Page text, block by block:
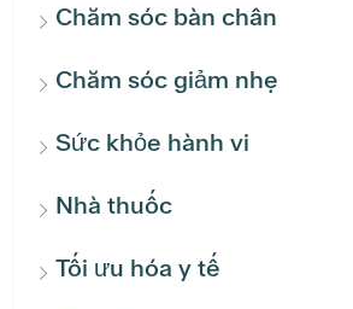
Chăm sóc bàn chân
Chăm sóc giảm nhẹ
Sức khỏe hành vi
Nhà thuốc
Tối ưu hóa y tế